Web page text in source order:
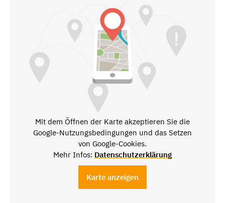
Mit dem Öffnen der Karte akzeptieren Sie die
Google-Nutzungsbedingungen und das Setzen
von Google-Cookies.
Mehr Infos: Datenschutzerklärung
Karte anzeigen